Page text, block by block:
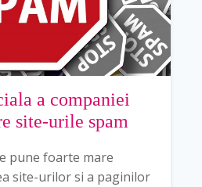
a companiei
site-urile spam
pune foarte mare
site-urilor si a paginilor